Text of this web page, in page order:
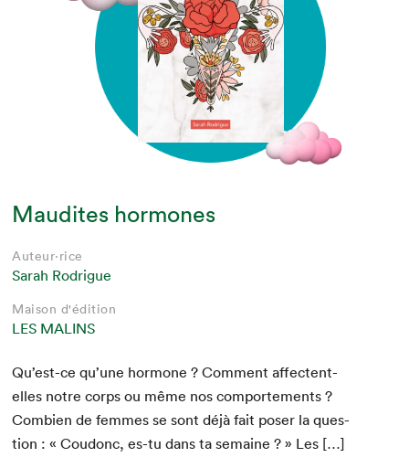
Maudites hormones
Auteur·rice
Sarah Rodrigue
Maison d'édition
LES MALINS
Qu’est-ce qu’une hor­mone ? Com­ment affectent-
elles notre corps ou même nos com­porte­ments ?
Com­bi­en de femmes se sont déjà fait pos­er la ques­
tion : « Coudonc, es-tu dans ta semaine ? » Les […]